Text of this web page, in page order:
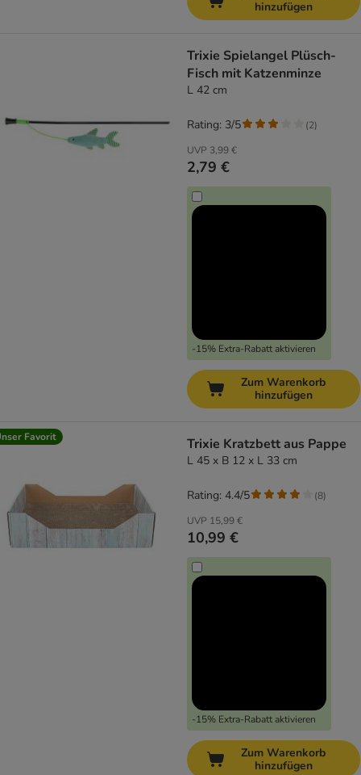
hinzufügen
Trixie Spielangel Plüsch-
Fisch mit Katzenminze
L 42 cm
UVP 3,99 €
2,79 €
-15% Extra-Rabatt aktivieren
Rating: 3/5 (2)
Zum Warenkorb
hinzufügen
Favorit Trixie Kratzbett aus Pappe
L 45 x B 12 x L 33 cm
UVP 15,99 €
10,99 €
-15% Extra-Rabatt aktivieren
Rating: 4.4/5 (8)
Zum Warenkorb
hinzufügen